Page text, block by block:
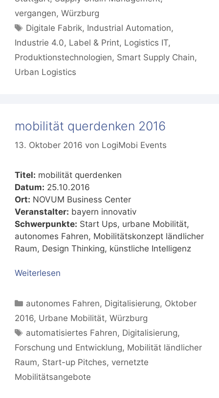
vergangen, Würzburg
Schlagwörter
Digitale Fabrik, Industrial Automation,
Industrie 4.0, Label & Print, Logistics IT,
Produktionstechnologien, Smart Supply Chain,
Urban Logistics
mobilität querdenken 2016
13. Oktober 2016 von LogiMobi Events
Titel: mobilität querdenken
Datum: 25.10.2016
Ort: NOVUM Business Center
Veranstalter: bayern innovativ
Schwerpunkte: Start Ups, urbane Mobilität,
autonomes Fahren, Mobilitätskonzept ländlicher
Raum, Design Thinking, künstliche Intelligenz
Weiterlesen
Kategorien
autonomes Fahren, Digitalisierung, Oktober
2016, Urbane Mobilität, Würzburg
Schlagwörter
automatisiertes Fahren, Digitalisierung,
Forschung und Entwicklung, Mobilität ländlicher
Raum, Start-up Pitches, vernetzte
Mobilitätsangebote